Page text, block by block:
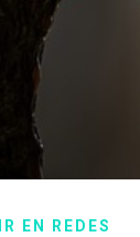
EN REDES